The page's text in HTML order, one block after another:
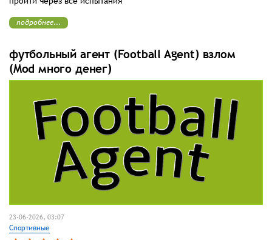
подробнее...
23-06-2026, 03:07
футбольный агент (Football Agent) взлом
(Mod много денег)
Спортивные